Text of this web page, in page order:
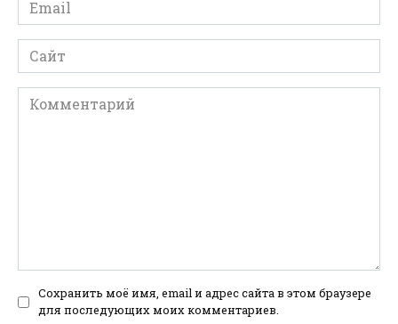
*
Сайт
Комментарий
Сохранить моё имя, email и адрес сайта в этом браузере
для последующих моих комментариев.